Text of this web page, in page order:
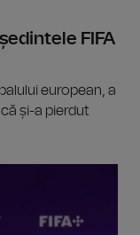
FIFA
european, a
și-a pierdut